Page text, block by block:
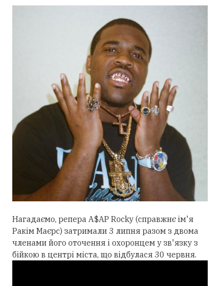
Нагадаємо, репера A$AP Rocky (справжнє ім'я
Ракім Маєрс) затримали 3 липня разом з двома
членами його оточення і охоронцем у зв'язку з
бійкою в центрі міста, що відбулася 30 червня.